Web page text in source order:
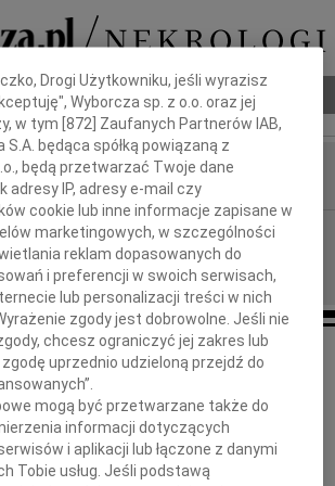
Poradnik pogrzebowy
Zielona Góra
30.11.2011
Panu
Januszowi Dudojciowi
radnemu Powiatu Żarskiego
Drogi Użytkowniku, jeśli wyrazisz
Wyborcza sp. z o.o. oraz jej
w tym [872 ] Zaufanych Partnerów IAB,
S.A. będąca spółką powiązaną z
będą przetwarzać Twoje dane
adresy IP, adresy e-mail czy
cookie lub inne informacje zapisane w
marketingowych, w szczególności
reklam dopasowanych do
i preferencji w swoich serwisach,
lub personalizacji treści w nich
zgody jest dobrowolne. Jeśli nie
chcesz ograniczyć jej zakres lub
uprzednio udzieloną przejdź do
mogą być przetwarzane także do
informacji dotyczących
i aplikacji lub łączone z danymi
Tobie usług. Jeśli podstawą